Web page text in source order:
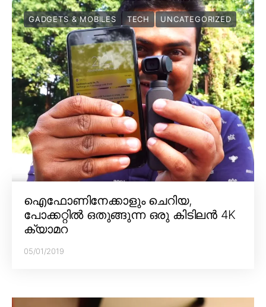
GADGETS & MOBILES TECH UNCATEGORIZED
ഐഫോണിനേക്കാളും ചെറിയ,
പോക്കറ്റിൽ ഒതുങ്ങുന്ന ഒരു കിടിലൻ 4K
ക്യാമറ
05/01/2019